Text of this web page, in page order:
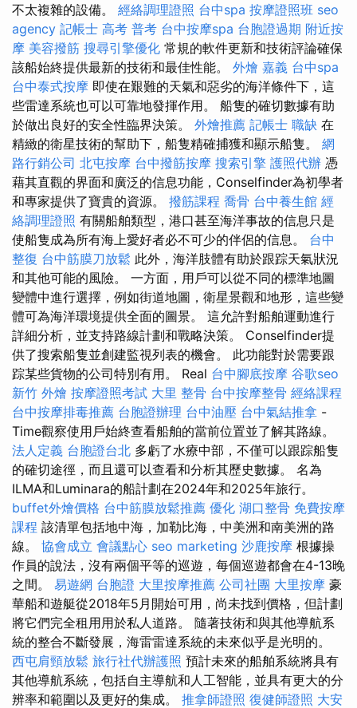
不太複雜的設備。 經絡調理證照 台中spa 按摩證照班 seo
agency 記帳士 高考 普考 台中按摩spa 台胞證過期 附近按
摩 美容撥筋 搜尋引擎優化 常規的軟件更新和技術評論確保
該船始終提供最新的技術和最佳性能。 外燴 嘉義 台中spa
台中泰式按摩 即使在艱難的天氣和惡劣的海洋條件下，這
些雷達系統也可以可靠地發揮作用。 船隻的確切數據有助
於做出良好的安全性臨界決策。 外燴推薦 記帳士 職缺 在
精緻的衛星技術的幫助下，船隻精確捕獲和顯示船隻。 網
路行銷公司 北屯按摩 台中撥筋按摩 搜索引擎 護照代辦 憑
藉其直觀的界面和廣泛的信息功能，Conselfinder為初學者
和專家提供了寶貴的資源。 撥筋課程 喬骨 台中養生館 經
絡調理證照 有關船舶類型，港口甚至海洋事故的信息只是
使船隻成為所有海上愛好者必不可少的伴侶的信息。 台中
整復 台中筋膜刀放鬆 此外，海洋肢體有助於跟踪天氣狀況
和其他可能的風險。 一方面，用戶可以從不同的標準地圖
變體中進行選擇，例如街道地圖，衛星景觀和地形，這些變
體可為海洋環境提供全面的圖景。 這允許對船舶運動進行
詳細分析，並支持路線計劃和戰略決策。 Conselfinder提
供了搜索船隻並創建監視列表的機會。 此功能對於需要跟
踪某些貨物的公司特別有用。 Real 台中腳底按摩 谷歌seo
新竹 外燴 按摩證照考試 大里 整骨 台中按摩整骨 經絡課程
台中按摩排毒推薦 台胞證辦理 台中油壓 台中氣結推拿 -
Time觀察使用戶始終查看船舶的當前位置並了解其路線。
法人定義 台胞證台北 多虧了水療中部，不僅可以跟踪船隻
的確切途徑，而且還可以查看和分析其歷史數據。 名為
ILMA和Luminara的船計劃在2024年和2025年旅行。
buffet外燴價格 台中筋膜放鬆推薦 優化 湖口整骨 免費按摩
課程 該清單包括地中海，加勒比海，中美洲和南美洲的路
線。 協會成立 會議點心 seo marketing 沙鹿按摩 根據操
作員的說法，沒有兩個平等的巡遊，每個巡遊都會在4-13晚
之間。 易遊網 台胞證 大里按摩推薦 公司社團 大里按摩 豪
華船和遊艇從2018年5月開始可用，尚未找到價格，但計劃
將它們完全租用用於私人道路。 隨著技術和與其他導航系
統的整合不斷發展，海雷雷達系統的未來似乎是光明的。
西屯肩頸放鬆 旅行社代辦護照 預計未來的船舶系統將具有
其他導航系統，包括自主導航和人工智能，並具有更大的分
辨率和範圍以及更好的集成。 推拿師證照 復健師證照 大安